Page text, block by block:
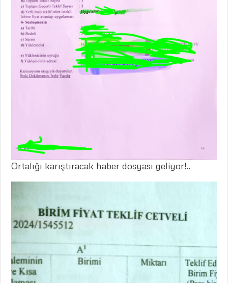
Ortalığı karıştıracak haber dosyası geliyor!..